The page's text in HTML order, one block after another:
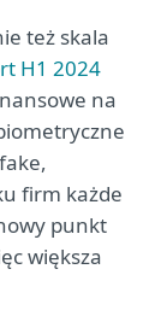
też skala
H1 2024
na
firm każde
punkt
większa